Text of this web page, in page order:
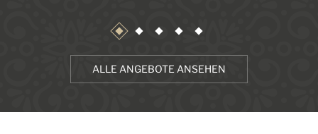
ALLE ANGEBOTE ANSEHEN